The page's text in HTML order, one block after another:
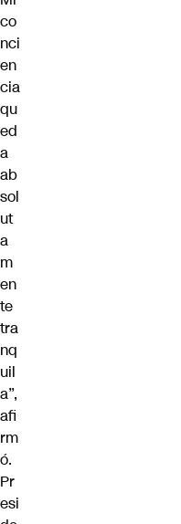
co
nci
en
cia
qu
ed
a
ab
sol
ut
a
m
en
te
tra
nq
uil
a”,
afi
rm
ó.
Pr
esi